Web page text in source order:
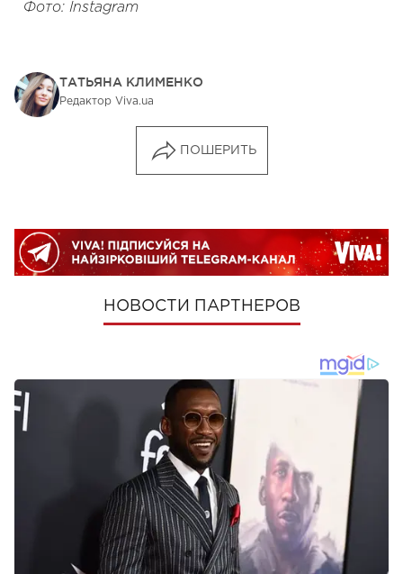
Фото: Instagram
ТАТЬЯНА КЛИМЕНКО
Редактор Viva.ua
ПОШЕРИТЬ
НОВОСТИ ПАРТНЕРОВ